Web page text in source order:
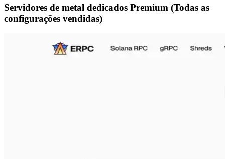
Servidores de metal dedicados Premium (Todas as
configurações vendidas)